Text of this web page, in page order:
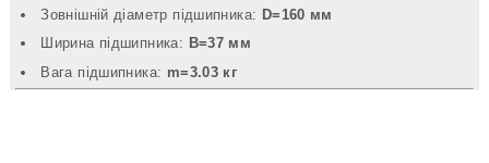
Зовнішній діаметр підшипника: D=160 мм
Ширина підшипника: B=37 мм
Вага підшипника: m=3.03 кг